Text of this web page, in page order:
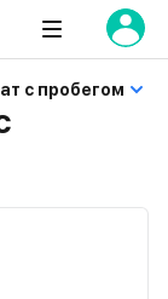
с пробегом